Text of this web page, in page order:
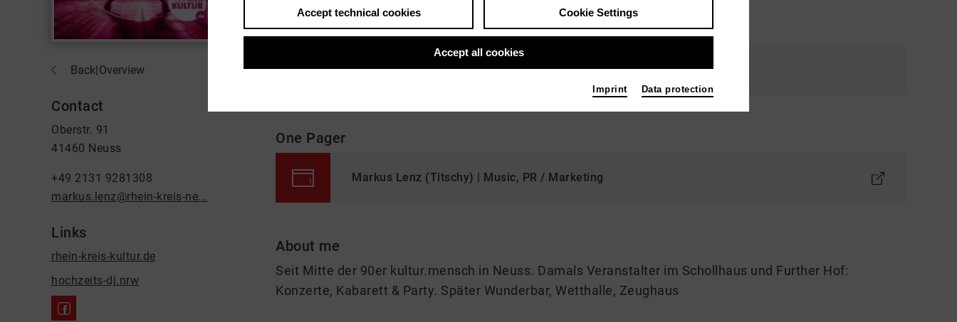
Back|Overview
Contact
Oberstr. 91
41460 Neuss
+49 2131 9281308
markus.lenz@rhein-kreis-ne...
Links
rhein-kreis-kultur.de
hochzeits-dj.nrw
Kreativ- und Konzeptkopf im Team von rhein-kreis-kultur.de
One Pager
Markus Lenz (Titschy) | Music, PR / Marketing
About me
Seit Mitte der 90er kultur.mensch in Neuss. Damals Veranstalter im Schollhaus und Further Hof:
Konzerte, Kabarett & Party. Später Wunderbar, Wetthalle, Zeughaus
Accept technical cookies Cookie Settings
Accept all cookies
Imprint Data protection